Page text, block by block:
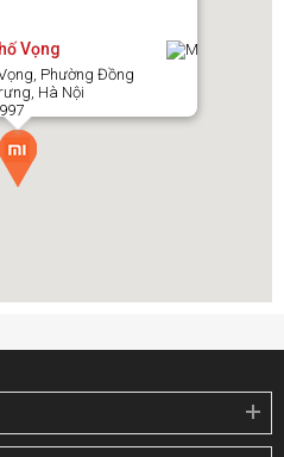
Vọng
Phường Đồng
Hà Nội